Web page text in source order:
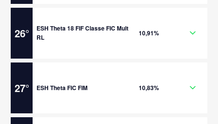
26°
ESH Theta 18 FIF Classe FIC Mult
RL
10,91%
27° ESH Theta FIC FIM 10,83%